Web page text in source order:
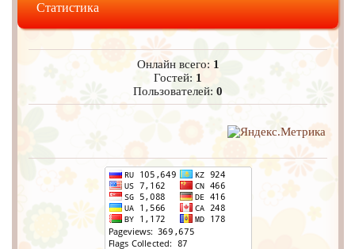
Статистика
Онлайн всего: 1
Гостей: 1
Пользователей:0